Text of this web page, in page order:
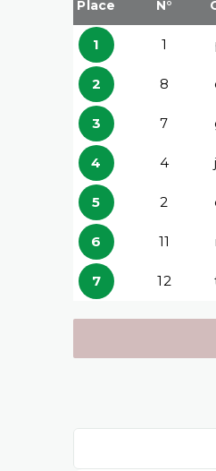
Place N°
1 1
2 8
3 7
4 4
5 2
6 11
7 12